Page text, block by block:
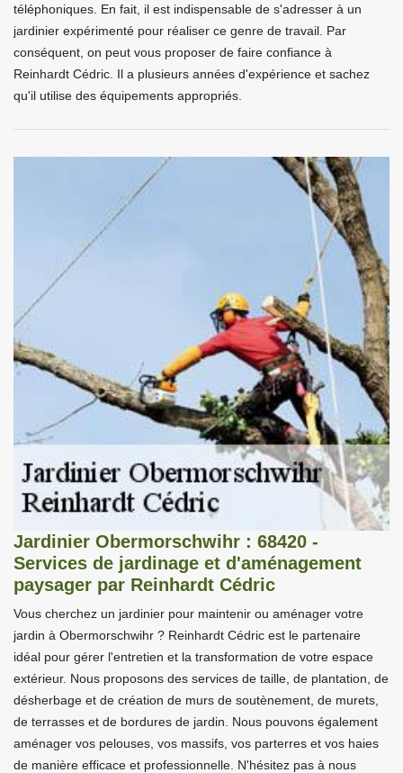
téléphoniques. En fait, il est indispensable de s'adresser à un
jardinier expérimenté pour réaliser ce genre de travail. Par
conséquent, on peut vous proposer de faire confiance à
Reinhardt Cédric. Il a plusieurs années d'expérience et sachez
qu'il utilise des équipements appropriés.
Jardinier Obermorschwihr : 68420 -
Services de jardinage et d'aménagement
paysager par Reinhardt Cédric
Vous cherchez un jardinier pour maintenir ou aménager votre
jardin à Obermorschwihr ? Reinhardt Cédric est le partenaire
idéal pour gérer l'entretien et la transformation de votre espace
extérieur. Nous proposons des services de taille, de plantation, de
désherbage et de création de murs de soutènement, de murets,
de terrasses et de bordures de jardin. Nous pouvons également
aménager vos pelouses, vos massifs, vos parterres et vos haies
de manière efficace et professionnelle. N'hésitez pas à nous